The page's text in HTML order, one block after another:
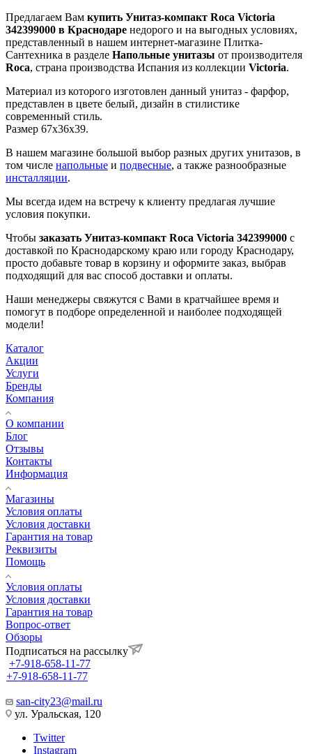
Предлагаем Вам купить Унитаз-компакт Roca Victoria
342399000 в Краснодаре недорого и на выгодных условиях,
представленный в нашем интернет-магазине Плитка-
Сантехника в разделе Напольные унитазы от производителя
Roca, страна производства Испания из коллекции Victoria.
Материал из которого изготовлен данный унитаз - фарфор,
представлен в цвете белый, дизайн в стилистике
современный стиль.
Размер 67x36x39.
В нашем магазине большой выбор разных других унитазов, в
том числе напольные и подвесные, а также разнообразные
инсталляции.
Мы всегда идем на встречу к клиенту предлагая лучшие
условия покупки.
Чтобы заказать Унитаз-компакт Roca Victoria 342399000 с
доставкой по Краснодарскому краю или городу Краснодару,
просто добавьте товар в корзину и оформите заказ, выбрав
подходящий для вас способ доставки и оплаты.
Наши менеджеры свяжутся с Вами в кратчайшее время и
помогут в подборе определенной и наиболее подходящей
модели!
Каталог
Акции
Услуги
Бренды
Компания
О компании
Блог
Отзывы
Контакты
Информация
Магазины
Условия оплаты
Условия доставки
Гарантия на товар
Реквизиты
Помощь
Условия оплаты
Условия доставки
Гарантия на товар
Вопрос-ответ
Обзоры
Подписаться на рассылку
+7-918-658-11-77
+7-918-658-11-77
san-city23@mail.ru
ул. Уральская, 120
Twitter
Instagram